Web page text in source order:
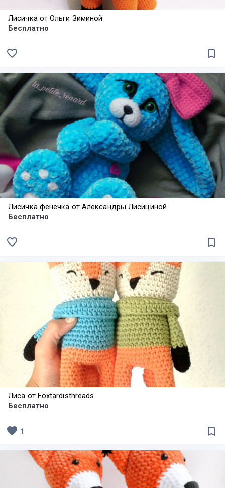
Лисичка от Ольги Зиминой
Бесплатно
bookmark_border
favorite_border
Лисичка фенечка от Александры Лисициной
Бесплатно
bookmark_border
favorite_border
Лиса от Foxtardisthreads
Бесплатно
bookmark_border
favorite 1